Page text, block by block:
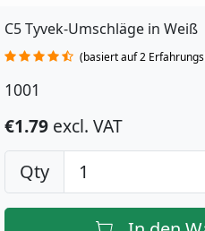
C5 Tyvek-Umschläge in Weiß
(basiert auf 2
1001
€1.79 excl. VAT
Qty